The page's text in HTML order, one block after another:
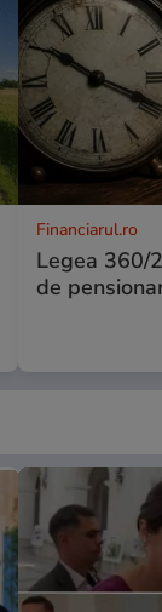
Financiarul.ro
Legea 360/
de